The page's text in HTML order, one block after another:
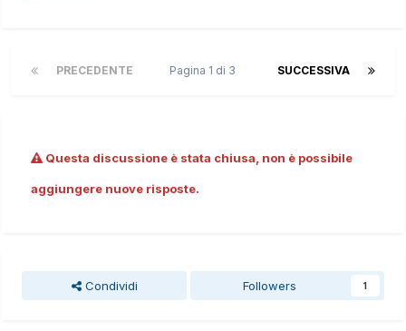
PRECEDENTE SUCCESSIVA
Pagina 1 di 3
Questa discussione è stata chiusa, non è possibile
aggiungere nuove risposte.
Condividi Followers 1